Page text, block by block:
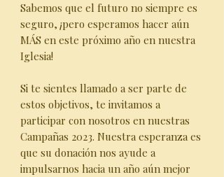
Sabemos que el futuro no siempre es
seguro, ¡pero esperamos hacer aún
MÁS en este próximo año en nuestra
Iglesia!
Si te sientes llamado a ser parte de
estos objetivos, te invitamos a
participar con nosotros en nuestras
Campañas 2023. ‍Nuestra esperanza es
que su donación nos ayude a
impulsarnos hacia un año aún mejor